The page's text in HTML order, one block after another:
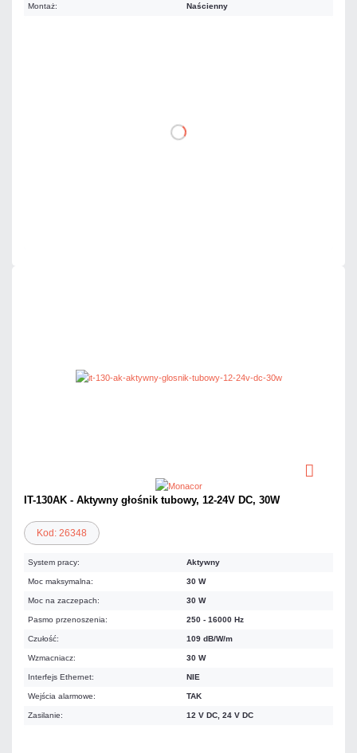
Montaż: Naścienny
DO KOSZYKA
IT-130AK - Aktywny głośnik tubowy, 12-24V DC, 30W
Kod: 26348
System pracy: Aktywny
Moc maksymalna: 30 W
Moc na zaczepach: 30 W
Pasmo przenoszenia: 250 - 16000 Hz
Czułość: 109 dB/W/m
Wzmacniacz: 30 W
Interfejs Ethernet: NIE
Wejścia alarmowe: TAK
Zasilanie: 12 V DC, 24 V DC